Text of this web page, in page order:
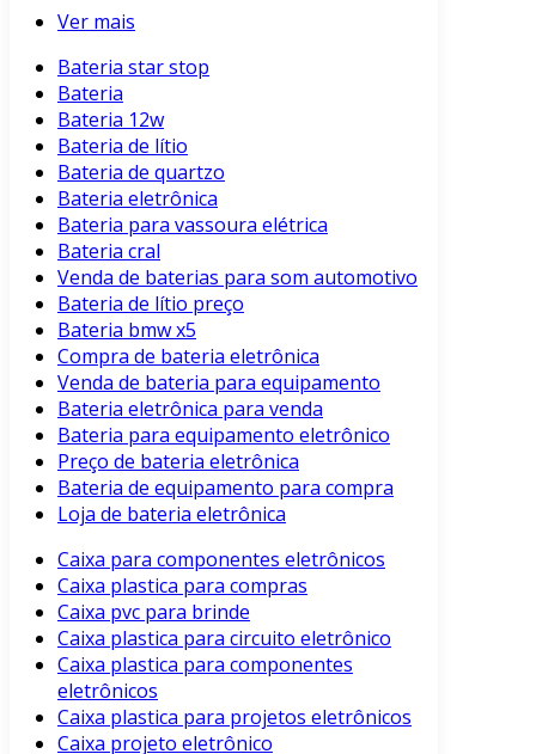
Ver mais
Bateria star stop
Bateria
Bateria 12w
Bateria de lítio
Bateria de quartzo
Bateria eletrônica
Bateria para vassoura elétrica
Bateria cral
Venda de baterias para som automotivo
Bateria de lítio preço
Bateria bmw x5
Compra de bateria eletrônica
Venda de bateria para equipamento
Bateria eletrônica para venda
Bateria para equipamento eletrônico
Preço de bateria eletrônica
Bateria de equipamento para compra
Loja de bateria eletrônica
Caixa para componentes eletrônicos
Caixa plastica para compras
Caixa pvc para brinde
Caixa plastica para circuito eletrônico
Caixa plastica para componentes
eletrônicos
Caixa plastica para projetos eletrônicos
Caixa projeto eletrônico